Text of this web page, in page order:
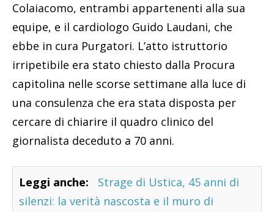
Colaiacomo, entrambi appartenenti alla sua
equipe, e il cardiologo Guido Laudani, che
ebbe in cura Purgatori. L’atto istruttorio
irripetibile era stato chiesto dalla Procura
capitolina nelle scorse settimane alla luce di
una consulenza che era stata disposta per
cercare di chiarire il quadro clinico del
giornalista deceduto a 70 anni.
Leggi anche:
Strage di Ustica, 45 anni di
silenzi: la verità nascosta e il muro di